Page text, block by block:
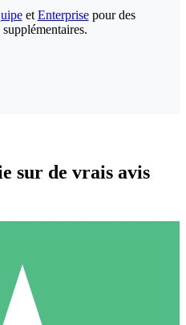
Individuels
et Enterprisepour des
sur de vrais avis